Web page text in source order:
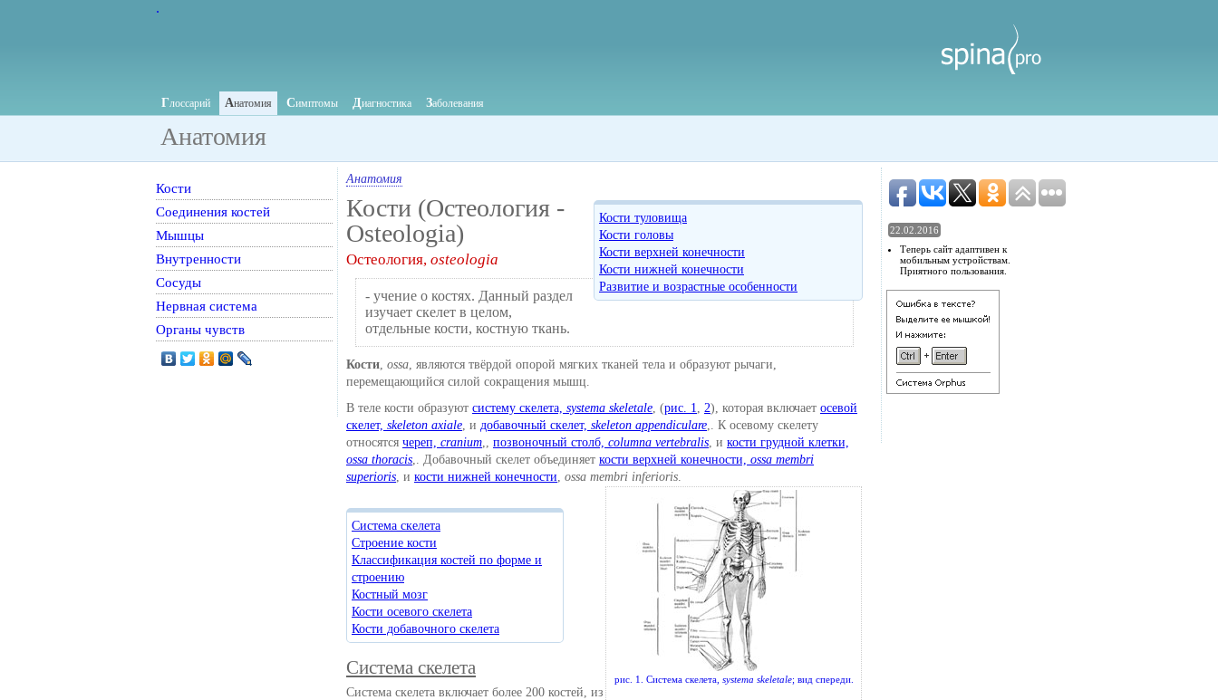
.
Глоссарий Анатомия Симптомы Диагностика Заболевания
Анатомия
Анатомия
Кости туловища
Кости головы
Кости верхней конечности
Кости нижней конечности
Развитие и возрастные особенности
Кости (Остеология -
Osteologia)
Остеология, osteologia
- учение о костях. Данный раздел
изучает скелет в целом,
отдельные кости, костную ткань.
Кости, ossa, являются твёрдой опорой мягких тканей тела и образуют рычаги,
перемещающийся силой сокращения мышц.
В теле кости образуют систему скелета, systema skeletale, (рис. 1, 2), которая включает осевой
скелет, skeleton axiale, и добавочный скелет, skeleton appendiculare,. К осевому скелету
относятся череп, cranium,, позвоночный столб, columna vertebralis, и кости грудной клетки,
ossa thoracis,. Добавочный скелет объединяет кости верхней конечности, ossa membri
superioris, и кости нижней конечности, ossa membri inferioris.
рис. 1. Система скелета, systema skeletale; вид спереди.
Система скелета
Строение кости
Классификация костей по форме и
строению
Костный мозг
Кости осевого скелета
Кости добавочного скелета
Система скелета
Система скелета включает более 200 костей, из
Кости
Соединения костей
Мышцы
Внутренности
Сосуды
Нервная система
Органы чувств
22.02.2016
Теперь сайт адаптивен к
мобильным устройствам.
Приятного пользования.